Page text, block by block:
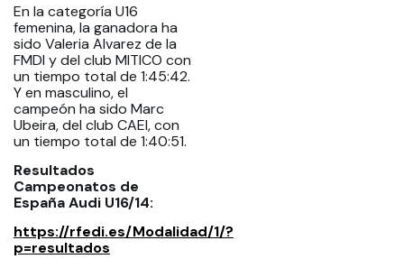
En la categoría U16
femenina, la ganadora ha
sido Valeria Alvarez de la
FMDI y del club MITICO con
un tiempo total de 1:45:42.
Y en masculino, el
campeón ha sido Marc
Ubeira, del club CAEI, con
un tiempo total de 1:40:51.
Resultados
Campeonatos de
España Audi U16/14:
https://rfedi.es/Modalidad/1/?
p=resultados